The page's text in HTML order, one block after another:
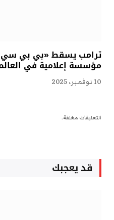
ترامب يسقط «بي بي
مؤسسة إعلامية في
10 نوفمبر، 2025
التعليقات مغلقة.
قد يعجبك